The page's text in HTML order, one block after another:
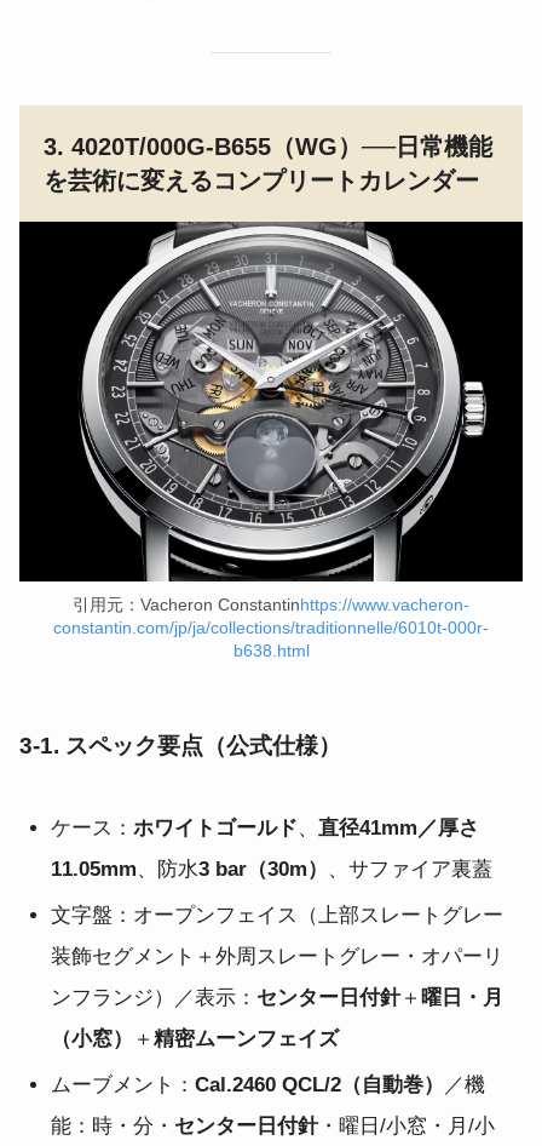
3. 4020T/000G-B655（WG）──日常機能
を芸術に変えるコンプリートカレンダー
引用元：Vacheron Constantin https://www.vacheron-
constantin.com/jp/ja/collections/traditionnelle/6010t-000r-
b638.htm
3-1. スペック要点（公式仕様）
ケース： ホワイトゴールド、 直径41mm／厚さ
11.05mm、防水3 bar（30m） 、サファイア裏蓋
文字盤：オープンフェイス（上部スレートグレー
装飾セグメント＋外周スレートグレー・オパーリ
ンフランジ）／表示： センター日付針＋ 曜日・月
（小窓）
＋ 精密ムーンフェイズ
ムーブメント： Cal.2460 QCL/2（自動巻）
／機
能：時・分・ センター日付針・曜日/小窓・月/小